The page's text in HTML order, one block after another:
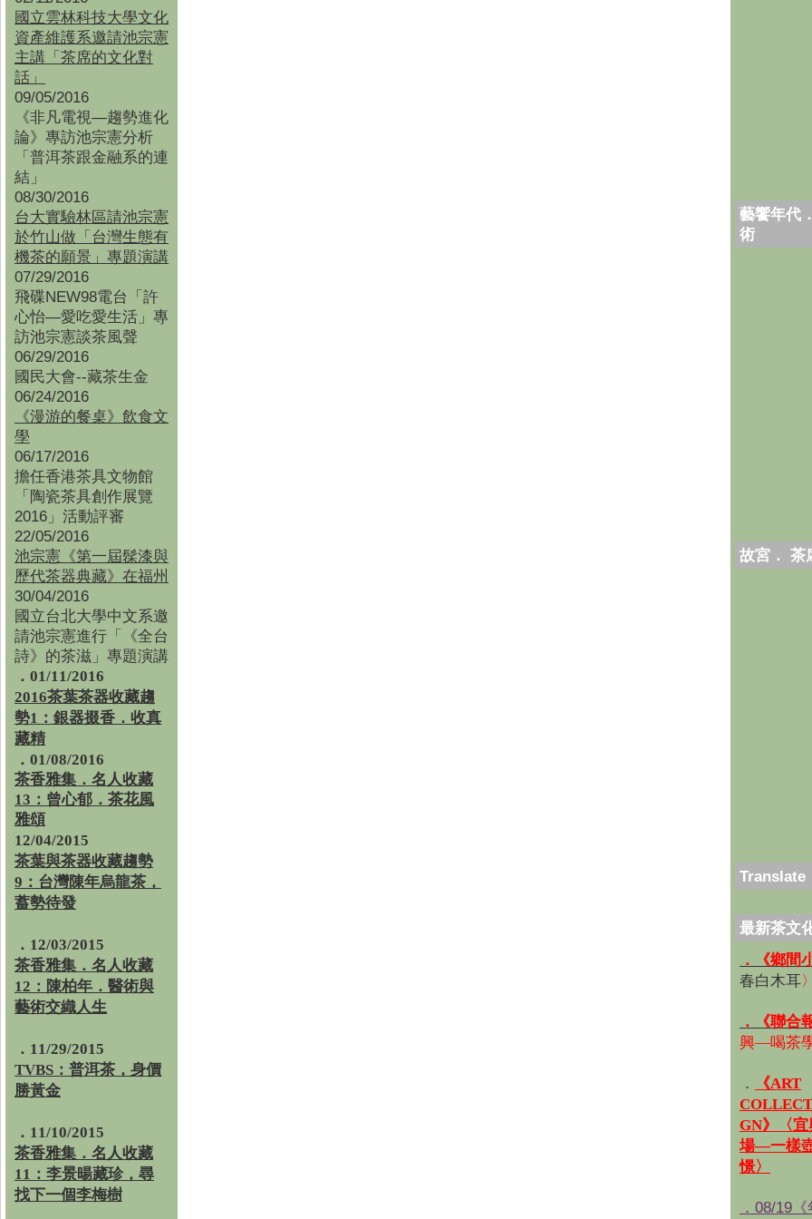
國立雲林科技大學文化
資產維護系邀請池宗憲
主講「茶席的文化對
話」
09/05/2016
《非凡電視—趨勢進化
論》專訪池宗憲分析
「普洱茶跟金融系的連
結」
08/30/2016
台大實驗林區請池宗憲
於竹山做「台灣生態有
機茶的願景」專題演講
07/29/2016
飛碟NEW98電台「許
心怡—愛吃愛生活」專
訪池宗憲談茶風聲
06/29/2016
國民大會--藏茶生金
06/24/2016
《漫游的餐桌》飲食文
學
06/17/2016
擔任香港茶具文物館
「陶瓷茶具創作展覽
2016」活動評審
22/05/2016
池宗憲《第一屆髹漆與
歷代茶器典藏》在福州
30/04/2016
國立台北大學中文系邀
請池宗憲進行「《全台
詩》的茶滋」專題演講
．01/11/2016
2016茶葉茶器收藏趨
勢1：銀器掇香．收真
藏精
．01/08/2016
茶香雅集 ． 名人收藏
13：曾心郁．茶花風
雅頌
12/04/2015
茶葉與茶器收藏趨勢
9：台灣陳年烏龍茶，
蓄勢待發
．12/03/2015
茶香雅集．名人收藏
12：陳柏年．醫術與
藝術交織人生
．11/29/2015
TVBS：普洱茶，身價
勝黃金
．11/10/2015
茶香雅集．名人收藏
11：李景暘藏珍，尋
找下一個李梅樹
藝饗年代
術
故宮． 茶
Translate
最新茶文
．《鄉間
春白木耳〉
．《聯合
興—喝茶
．
《ART
GN》〈
場—一樣
憬〉
．08/19